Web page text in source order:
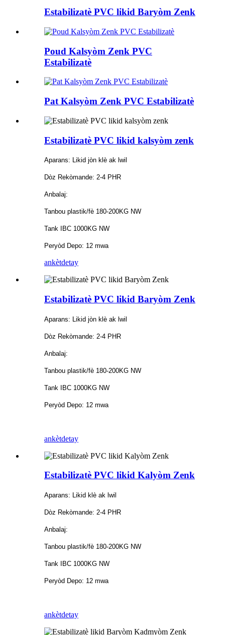
Estabilizatè PVC likid Baryòm Zenk
Poud Kalsyòm Zenk PVC
Estabilizatè
Pat Kalsyòm Zenk PVC Estabilizatè
Estabilizatè PVC likid kalsyòm zenk
Aparans: Likid jòn klè ak lwil
Dòz Rekòmande: 2-4 PHR
Anbalaj:
Tanbou plastik/fè 180-200KG NW
Tank IBC 1000KG NW
Peryòd Depo: 12 mwa
ankètdetay
Estabilizatè PVC likid Baryòm Zenk
Aparans: Likid jòn klè ak lwil
Dòz Rekòmande: 2-4 PHR
Anbalaj:
Tanbou plastik/fè 180-200KG NW
Tank IBC 1000KG NW
Peryòd Depo: 12 mwa
ankètdetay
Estabilizatè PVC likid Kalyòm Zenk
Aparans: Likid klè ak lwil
Dòz Rekòmande: 2-4 PHR
Anbalaj:
Tanbou plastik/fè 180-200KG NW
Tank IBC 1000KG NW
Peryòd Depo: 12 mwa
ankètdetay